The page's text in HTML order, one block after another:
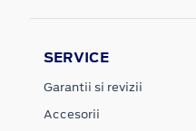
SERVICE
Garantii si revizii
Accesorii